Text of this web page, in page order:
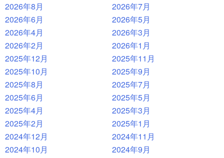
2026年8月
2026年7月
2026年6月
2026年5月
2026年4月
2026年3月
2026年2月
2026年1月
2025年12月
2025年11月
2025年10月
2025年9月
2025年8月
2025年7月
2025年6月
2025年5月
2025年4月
2025年3月
2025年2月
2025年1月
2024年12月
2024年11月
2024年10月
2024年9月